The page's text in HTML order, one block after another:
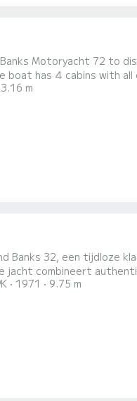
Banks Motoryacht 72 to
an exceptional vacation
m
Banks 32, een tijdloze
combineert
ruime cockpit, ideaal
1971 9.75 m